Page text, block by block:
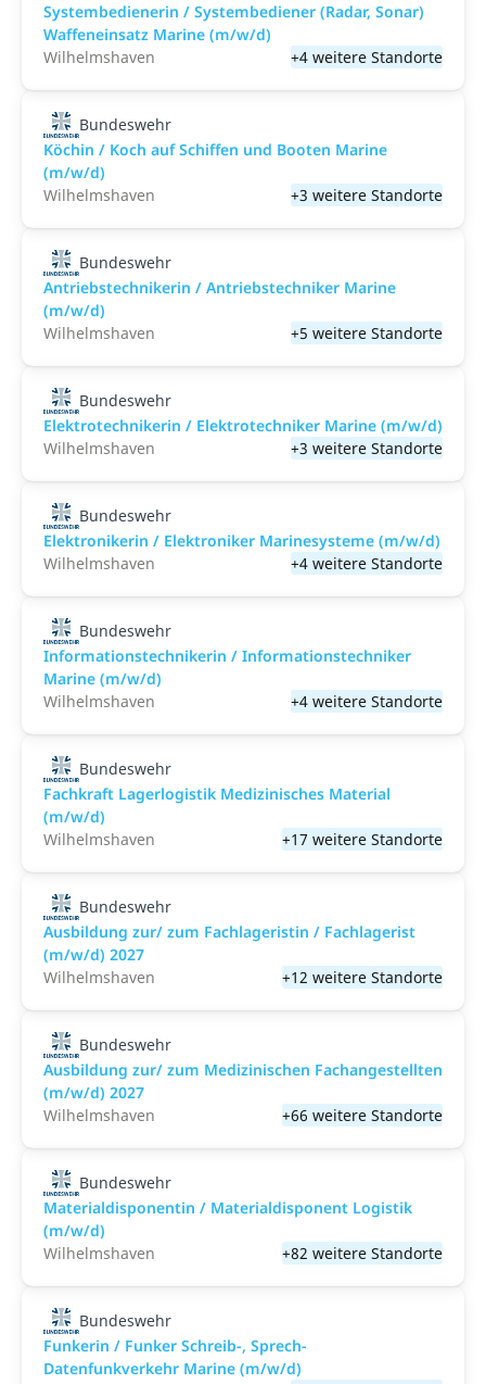
Systembedienerin / Systembediener (Radar, Sonar)
Waffeneinsatz Marine (m/w/d)
Wilhelmshaven
+4 weitere Standorte
Bundeswehr
Köchin / Koch auf Schiffen und Booten Marine
(m/w/d)
Wilhelmshaven
+3 weitere Standorte
Bundeswehr
Antriebstechnikerin / Antriebstechniker Marine
(m/w/d)
Wilhelmshaven
+5 weitere Standorte
Bundeswehr
Elektrotechnikerin / Elektrotechniker Marine (m/w/d)
Wilhelmshaven
+3 weitere Standorte
Bundeswehr
Elektronikerin / Elektroniker Marinesysteme (m/w/d)
Wilhelmshaven
+4 weitere Standorte
Bundeswehr
Informationstechnikerin / Informationstechniker
Marine (m/w/d)
Wilhelmshaven
+4 weitere Standorte
Bundeswehr
Fachkraft Lagerlogistik Medizinisches Material
(m/w/d)
Wilhelmshaven
+17 weitere Standorte
Bundeswehr
Ausbildung zur/ zum Fachlageristin / Fachlagerist
(m/w/d) 2027
Wilhelmshaven
+12 weitere Standorte
Bundeswehr
Ausbildung zur/ zum Medizinischen Fachangestellten
(m/w/d) 2027
Wilhelmshaven
+66 weitere Standorte
Bundeswehr
Materialdisponentin / Materialdisponent Logistik
(m/w/d)
Wilhelmshaven
+82 weitere Standorte
Bundeswehr
Funkerin / Funker Schreib-, Sprech-
Datenfunkverkehr Marine (m/w/d)